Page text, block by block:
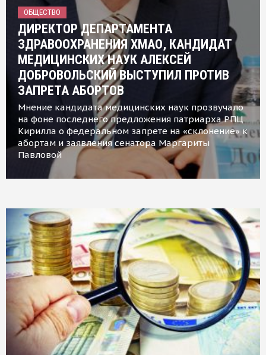
ОБЩЕСТВО
ДИРЕКТОР ДЕПАРТАМЕНТА
ЗДРАВООХРАНЕНИЯ ХМАО, КАНДИДАТ
МЕДИЦИНСКИХ НАУК АЛЕКСЕЙ
ДОБРОВОЛЬСКИЙ ВЫСТУПИЛ ПРОТИВ
ЗАПРЕТА АБОРТОВ
Мнение кандидата медицинских наук прозвучало
на фоне последнего предложения патриарха РПЦ
Кирилла о федеральном запрете на «склонение» к
абортам и заявления сенатора Маргариты
Павловой